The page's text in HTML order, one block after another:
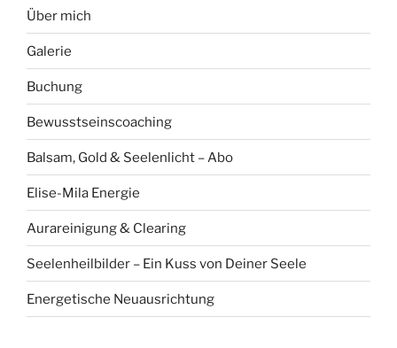
Über mich
Galerie
Buchung
Bewusstseinscoaching
Balsam, Gold & Seelenlicht – Abo
Elise-Mila Energie
Aurareinigung & Clearing
Seelenheilbilder – Ein Kuss von Deiner Seele
Energetische Neuausrichtung